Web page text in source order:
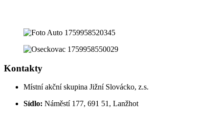
Kontakty
Místní akční skupina Jižní Slovácko, z.s.
Sídlo: Náměstí 177, 691 51, Lanžhot